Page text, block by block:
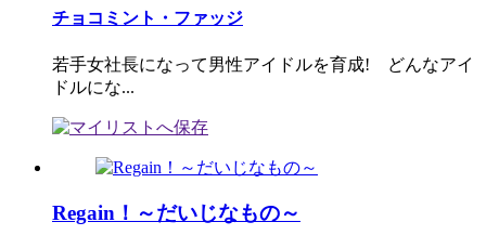
チョコミント・ファッジ
若手女社長になって男性アイドルを育成! どんなアイ
ドルにな...
Regain！～だいじなもの～